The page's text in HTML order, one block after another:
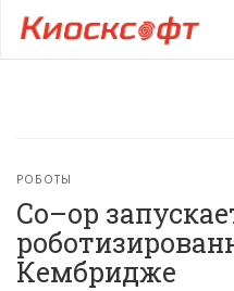
РОБОТЫ
Co–op
Кембридже